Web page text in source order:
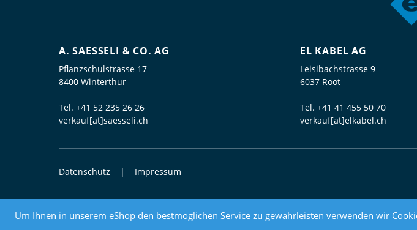
Um Ihnen in unserem eShop den bestmöglichen Service zu gewährleisten verwenden wir
A. SAESSELI & CO. AG
Pflanzschulstrasse 17
8400 Winterthur
Tel. +41 52 235 26 26
verkauf[at]saesseli.ch
EL KABEL AG
Leisibachstrasse 9
6037 Root
Tel. +41 41 455 50 70
verkauf[at]elkabel.ch
Datenschutz Impressum